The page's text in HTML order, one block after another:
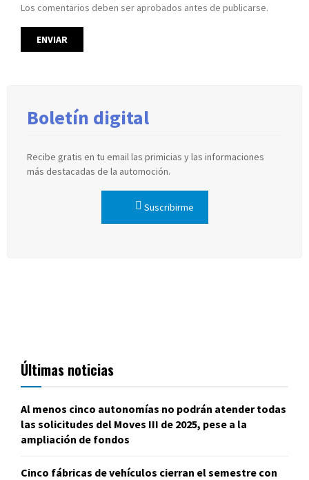
Los comentarios deben ser aprobados antes de publicarse.
Boletín digital
Recibe gratis en tu email las primicias y las informaciones
más destacadas de la automoción.
Suscribirme
Últimas noticias
Al menos cinco autonomías no podrán atender todas
las solicitudes del Moves III de 2025, pese a la
ampliación de fondos
Cinco fábricas de vehículos cierran el semestre con